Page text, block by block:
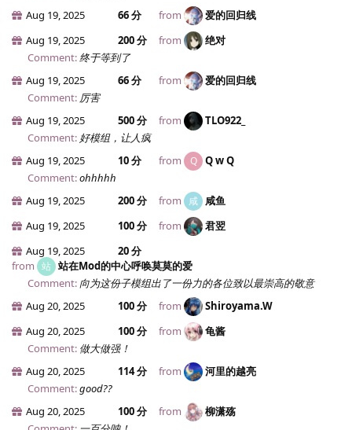
Aug 19, 2025
66 分 from
爱的回归线
Aug 19, 2025
200 分 from
绝对
Comment:终于等到了
Aug 19, 2025
66 分 from
爱的回归线
Comment: 厉害
Aug 19, 2025
500 分 from
TLO922_
Comment: 好模组，让人疯
Aug 19, 2025
10 分 from Q
Q w Q
Comment:ohhhhh
Aug 19, 2025
200 分 from 咸 咸鱼
Aug 19, 2025
100 分 from
君翌
Aug 19, 2025
20 分
from 站 站在Mod的中心呼唤莫莫的爱
Comment: 向为这份子模组出了一份力的各位致以最崇高的敬意
Aug 20, 2025
100 分 from
Shiroyama.​W
Aug 20, 2025
100 分 from
龟酱
Comment: 做大做强！
Aug 20, 2025
114 分 from
河里的越亮
Comment:good??
Aug 20, 2025
100 分 from
柳潇殇